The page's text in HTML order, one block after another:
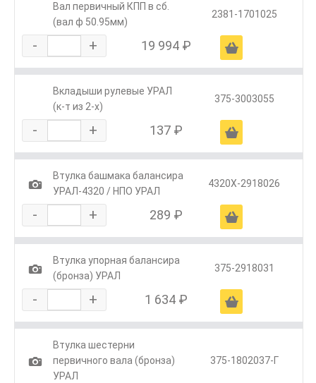
Вал первичный КПП в сб.
(вал ф 50.95мм)
2381-1701025
- + 19 994 ₽ Ä
Вкладыши рулевые УРАЛ
(к-т из 2-х)
375-3003055
- + 137 ₽ Ä
1
Втулка башмака балансира
УРАЛ-4320 / НПО УРАЛ
4320Х-2918026
- + 289 ₽ Ä
1
Втулка упорная балансира
(бронза) УРАЛ
375-2918031
- + 1 634 ₽ Ä
1
Втулка шестерни
первичного вала (бронза)
УРАЛ
375-1802037-Г